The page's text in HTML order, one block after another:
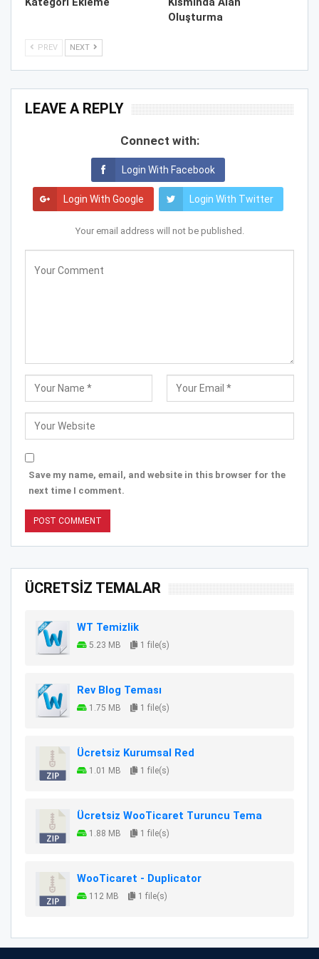
Oluşturma
PREV NEXT
LEAVE A REPLY
Connect with:
Login With Facebook
Login With Google Login With Twitter
Your email address will not be published.
Save my name, email, and website in this browser for the
next time I comment.
ÜCRETSİZ TEMALAR
WT Temizlik
5.23 MB 1 file(s)
Rev Blog Teması
1.75 MB 1 file(s)
Ücretsiz Kurumsal Red
1.01 MB 1 file(s)
Ücretsiz WooTicaret Turuncu Tema
1.88 MB 1 file(s)
WooTicaret - Duplicator
112 MB 1 file(s)